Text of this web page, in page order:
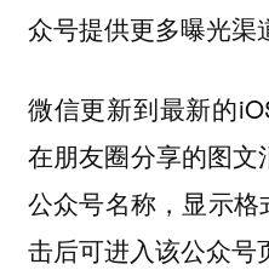
众号提供更多曝光渠
微信更新到最新的
在朋友圈分享的图
公众号名称，显示格
击后可进入该公众号